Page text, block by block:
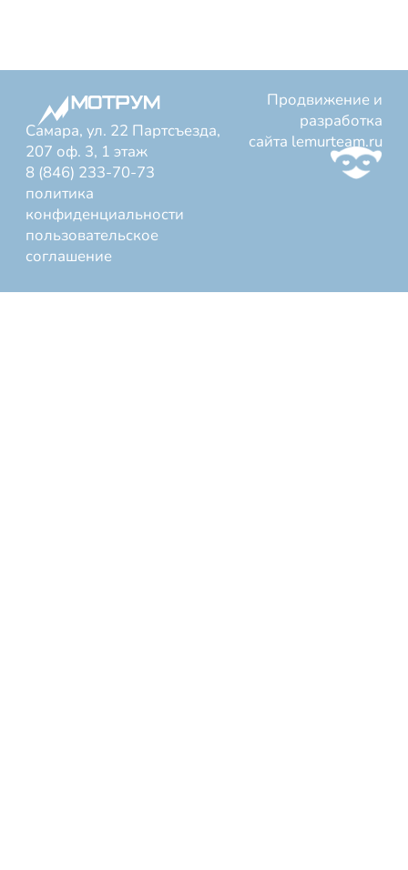
Самара, ул. 22 Партсъезда,
207 оф. 3, 1 этаж
8 (846) 233-70-73
политика
конфиденциальности
пользовательское
соглашение
Продвижение и
разработка
сайта lemurteam.ru